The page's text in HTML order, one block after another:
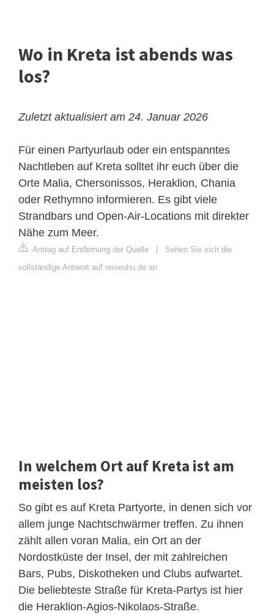
Wo in Kreta ist abends was
los?
Zuletzt aktualisiert am 24. Januar 2026
Für einen Partyurlaub oder ein entspanntes
Nachtleben auf Kreta solltet ihr euch über die
Orte Malia, Chersonissos, Heraklion, Chania
oder Rethymno informieren. Es gibt viele
Strandbars und Open-Air-Locations mit direkter
Nähe zum Meer.
Antrag auf Entfernung der Quelle
Sehen Sie sich die
vollständige Antwort auf reiseuhu.de an
In welchem Ort auf Kreta ist am
meisten los?
So gibt es auf Kreta Partyorte, in denen sich vor
allem junge Nachtschwärmer treffen. Zu ihnen
zählt allen voran Malia, ein Ort an der
Nordostküste der Insel, der mit zahlreichen
Bars, Pubs, Diskotheken und Clubs aufwartet.
Die beliebteste Straße für Kreta-Partys ist hier
die Heraklion-Agios-Nikolaos-Straße.